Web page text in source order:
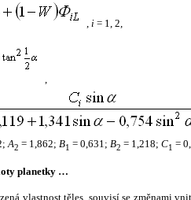
, i = 1, 2,
,
A2 = 1,862; B1 = 0,631; B2 = 1,218; C1 =
planetky …
vlastnost těles, souvisí se změnami